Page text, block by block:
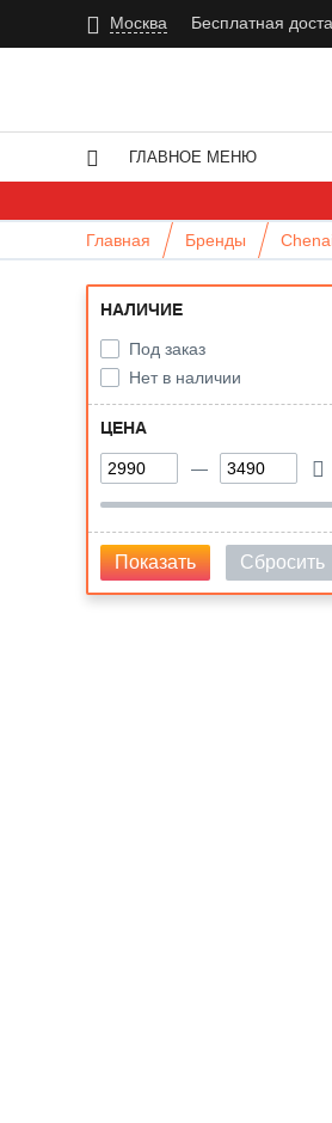
Москва Бесплатная
ГЛАВНОЕ МЕНЮ
Главная Бренды
НАЛИЧИЕ
Под заказ
Нет в наличии
ЦЕНА
Показать Сбросить